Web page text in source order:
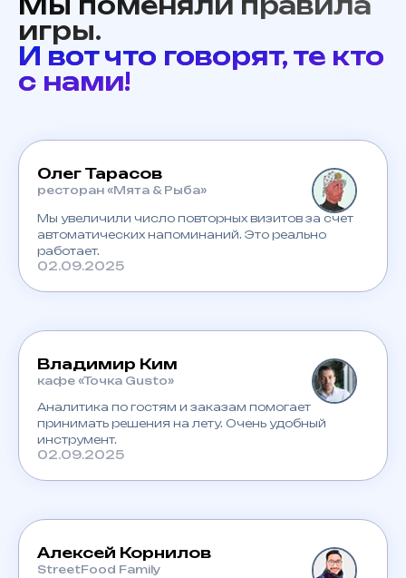
игры.
И вот что говорят, те кто
с нами!
Олег Тарасов
ресторан «Мята & Рыба»
Мы увеличили число повторных визитов за счет
автоматических напоминаний. Это реально
работает.
02.09.2025
Владимир Ким
кафе «Точка Gusto»
Аналитика по гостям и заказам помогает
принимать решения на лету. Очень удобный
инструмент.
02.09.2025
Алексей Корнилов
StreetFood Family